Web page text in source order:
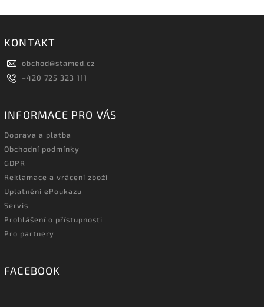
KONTAKT
obchod@stamed.cz
+420 725 323 111
INFORMACE PRO VÁS
Doprava a platba
Obchodní podmínky
GDPR
Reklamace a vrácení zboží
Uplatnění ePoukazu
Servis
Prohlášení o přístupnosti
Pro partnery
FACEBOOK